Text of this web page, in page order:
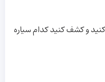
و کشف کنید کدام سیاره